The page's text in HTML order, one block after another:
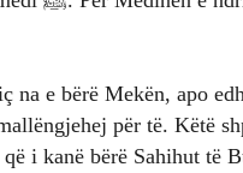
na e bërë Mekën, apo
i kanë bërë Sahihut të